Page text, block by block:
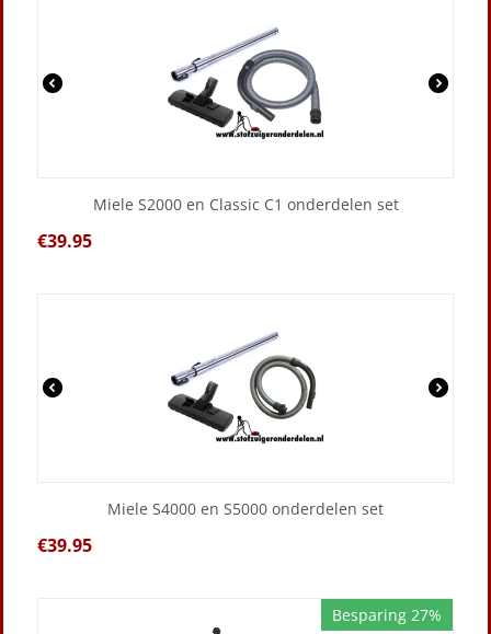
Miele S2000 en Classic C1 onderdelen set
€39.95
Miele S4000 en S5000 onderdelen set
€39.95
Besparing 27%